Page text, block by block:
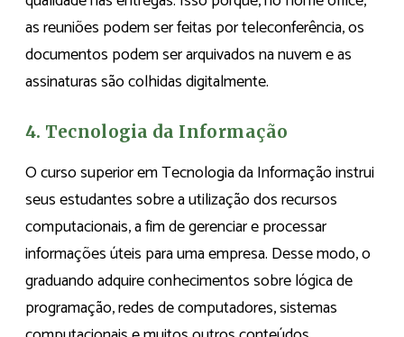
as reuniões podem ser feitas por teleconferência, os
documentos podem ser arquivados na nuvem e as
assinaturas são colhidas digitalmente.
4. Tecnologia da Informação
O curso superior em Tecnologia da Informação instrui
seus estudantes sobre a utilização dos recursos
computacionais, a fim de gerenciar e processar
informações úteis para uma empresa. Desse modo, o
graduando adquire conhecimentos sobre lógica de
programação, redes de computadores, sistemas